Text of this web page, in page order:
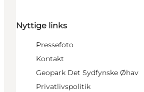
Nyttige links
Pressefoto
Kontakt
Geopark Det Sydfynske Øhav
Privatlivspolitik